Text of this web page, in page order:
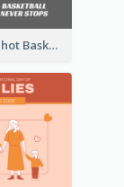
Take The Shot Basketball Instagram Post